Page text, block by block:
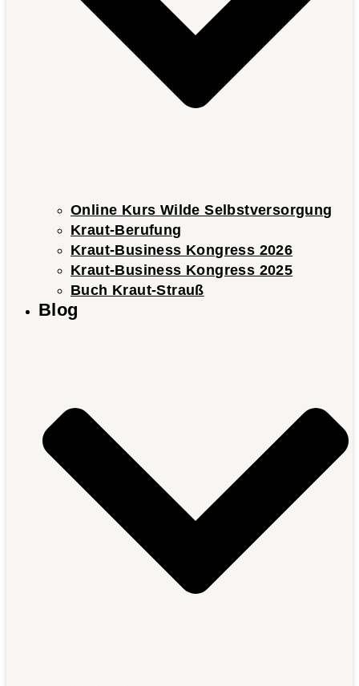
Online Kurs Wilde Selbstversorgung
Kraut-Berufung
Kraut-Business Kongress 2026
Kraut-Business Kongress 2025
Buch Kraut-Strauß
Blog